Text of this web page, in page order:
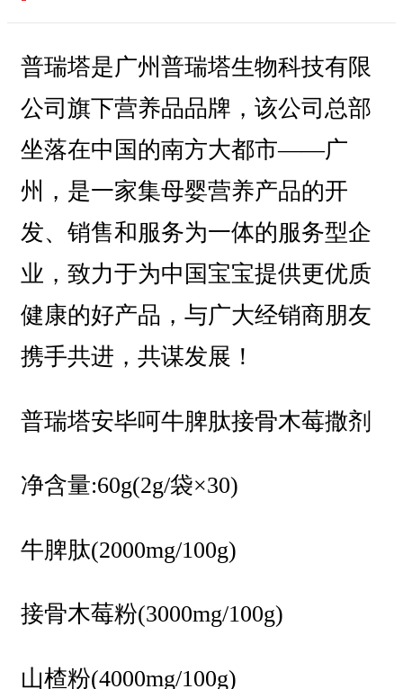
普瑞塔是广州普瑞塔生物科技有限
公司旗下营养品品牌，该公司总部
坐落在中国的南方大都市——广
州，是一家集母婴营养产品的开
发、销售和服务为一体的服务型企
业，致力于为中国宝宝提供更优质
健康的好产品，与广大经销商朋友
携手共进，共谋发展！
普瑞塔安毕呵牛脾肽接骨木莓撒剂
净含量:60g(2g/袋×30)
牛脾肽(2000mg/100g)
接骨木莓粉(3000mg/100g)
山楂粉(4000mg/100g)